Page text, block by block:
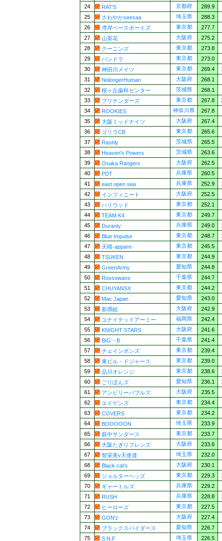
24
RAT'S 京都府
289.9
25
さわやかseesaa 埼玉県
288.3
26
湾岸ベースボーイズ 東京都
277.7
27
山茶花 大阪府
275.2
28
クーニンズ 東京都
273.8
29
パンドラ 東京都
273.0
30
神田川メイツ 東京都 269.4
31
NolongerHuman 大阪府
268.1
32
桜ヶ丘歯科センター 茨城県
268.1
33
プリテンダーズ 東京都 267.8
34
ROOKIES 神奈川県
267.8
35
大阪ミッドナイツ 大阪府
267.4
36
ゴリラCB 東京都
265.6
37
Rashly 茨城県
265.5
38
Heaven's Powers 茨城県
263.6
39
Osaka Rangers 大阪府
262.5
40
PDT 兵庫県
260.5
41
east open sea 兵庫県 252.9
42
インフィニート 大阪府
252.5
43
ハリウッド 東京都
252.1
44
TEAM K4 東京都
249.7
45
Duranty 兵庫県 249.0
46
Blue Impulse 東京都 248.7
47
天晴-appare- 東京都
245.5
48
TSUKEN 東京都
244.9
49
GreenArmy 愛知県
244.8
50
Rossowave 千葉県
244.7
51
CHUYANSX 東京都
244.2
52
Mac Japan 愛知県
243.0
53
新撰組 大阪府
242.9
54
ユナイテッドアーミー 福岡県
242.4
55
KNIGHT STARS 大阪府
241.6
56
BIG・B 千葉県
241.4
57
チェインボンズ 東京都
239.4
58
東ビル・ドジャース 東京都
239.0
59
品川オレンジ 東京都 238.6
60
ごりぽんズ 愛知県 236.1
61
アンビリーバブルズ 大阪府
235.5
62
エイゲンズ 東京都
234.4
63
COVERS 東京都
234.2
64
BOOOOON 埼玉県
233.9
65
萩中サンダース 東京都
233.7
66
大阪たぎりフレンズ 大阪府
233.6
67
智栄美v天使達 埼玉県
232.0
68
Black cat's 大阪府
230.1
69
ジョルターヘッズ 東京都 229.3
70
ギャートルズ 兵庫県
229.2
71
RUSH 兵庫県 228.8
72
ヒーローズ 東京都
227.5
73
GON'z 大阪府
227.4
74
ブラックスパイダース 愛知県
226.7
75
S.N.F 埼玉県
226.5